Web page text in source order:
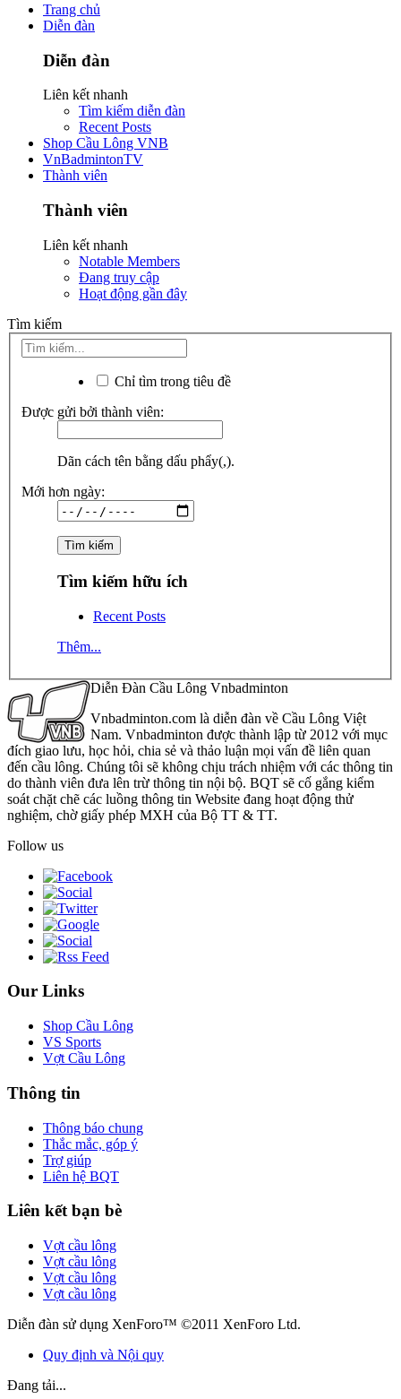
Trang chủ
Diễn đàn
Diễn đàn
Liên kết nhanh
Tìm kiếm diễn đàn
Recent Posts
Shop Cầu Lông VNB
VnBadmintonTV
Thành viên
Thành viên
Liên kết nhanh
Notable Members
Đang truy cập
Hoạt động gần đây
Tìm kiếm
Chỉ tìm trong tiêu đề
Được gửi bởi thành viên:
Dãn cách tên bằng dấu phẩy(,).
Mới hơn ngày:
Tìm kiếm hữu ích
Recent Posts
Thêm...
Diễn Đàn Cầu Lông Vnbadminton
Vnbadminton.com là diễn đàn về Cầu Lông Việt
Nam. Vnbadminton được thành lập từ 2012 với mục
đích giao lưu, học hỏi, chia sẻ và thảo luận mọi vấn đề liên quan
đến cầu lông. Chúng tôi sẽ không chịu trách nhiệm với các thông tin
do thành viên đưa lên trừ thông tin nội bộ. BQT sẽ cố gắng kiểm
soát chặt chẽ các luồng thông tin Website đang hoạt động thử
nghiệm, chờ giấy phép MXH của Bộ TT & TT.
Follow us
Our Links
Shop Cầu Lông
VS Sports
Vợt Cầu Lông
Thông tin
Thông báo chung
Thắc mắc, góp ý
Trợ giúp
Liên hệ BQT
Liên kết bạn bè
Vợt cầu lông
Vợt cầu lông
Vợt cầu lông
Vợt cầu lông
Diễn đàn sử dụng XenForo™ ©2011 XenForo Ltd.
Quy định và Nội quy
Đang tải...